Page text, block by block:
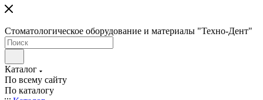
Стоматологическое оборудование и материалы "Техно-Дент"
Каталог
По всему сайту
По каталогу